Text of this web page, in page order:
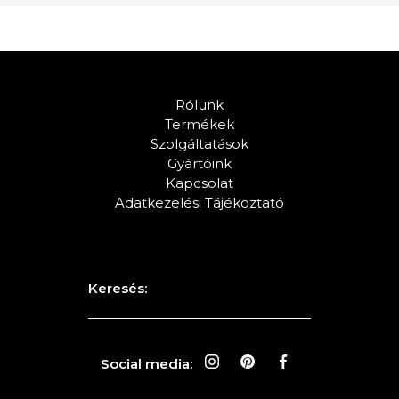
Rólunk
Termékek
Szolgáltatások
Gyártóink
Kapcsolat
Adatkezelési Tájékoztató
Keresés:
Social media: